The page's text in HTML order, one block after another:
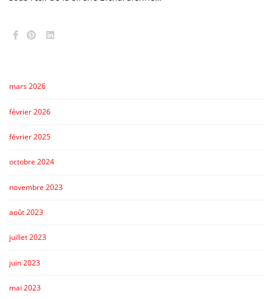
mars 2026
février 2026
février 2025
octobre 2024
novembre 2023
août 2023
juillet 2023
juin 2023
mai 2023